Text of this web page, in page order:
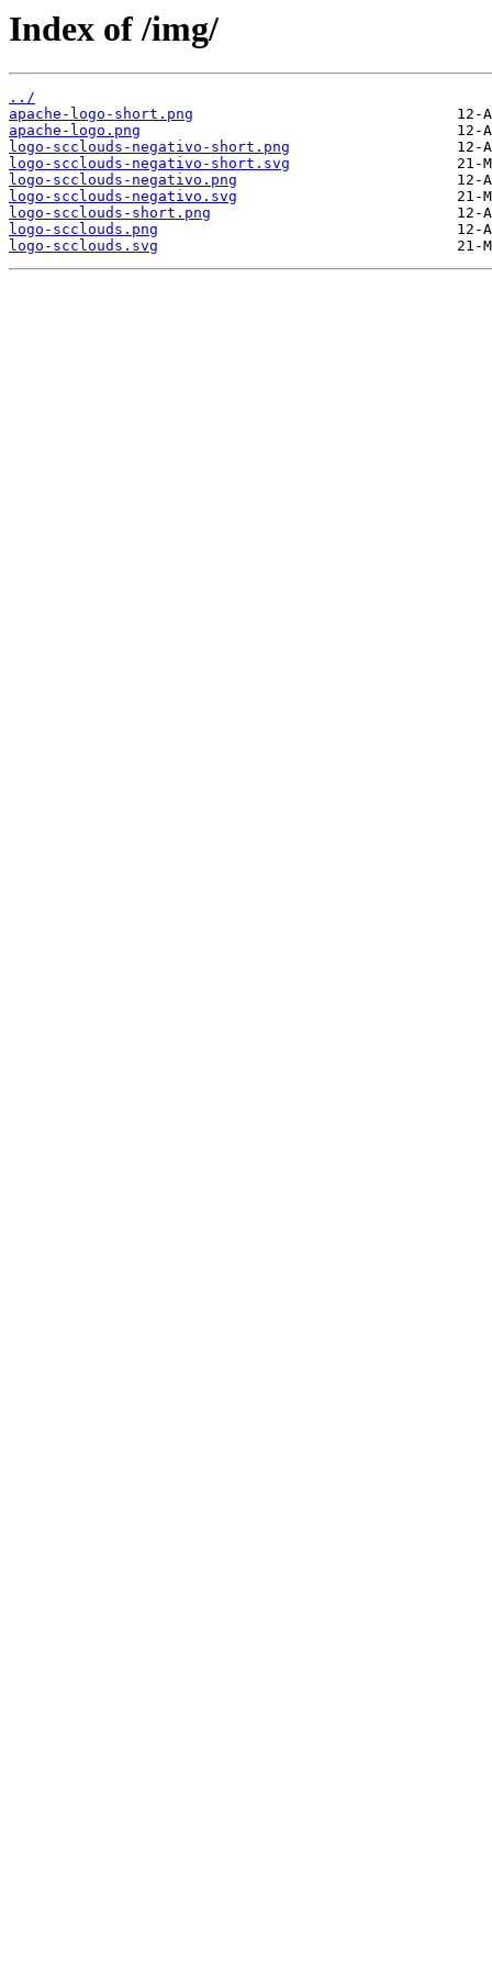
Index of /img/
../
apache-logo-short.png
apache-logo.png
logo-scclouds-negativo-short.png
logo-scclouds-negativo-short.svg
logo-scclouds-negativo.png
logo-scclouds-negativo.svg
logo-scclouds-short.png
logo-scclouds.png
logo-scclouds.svg